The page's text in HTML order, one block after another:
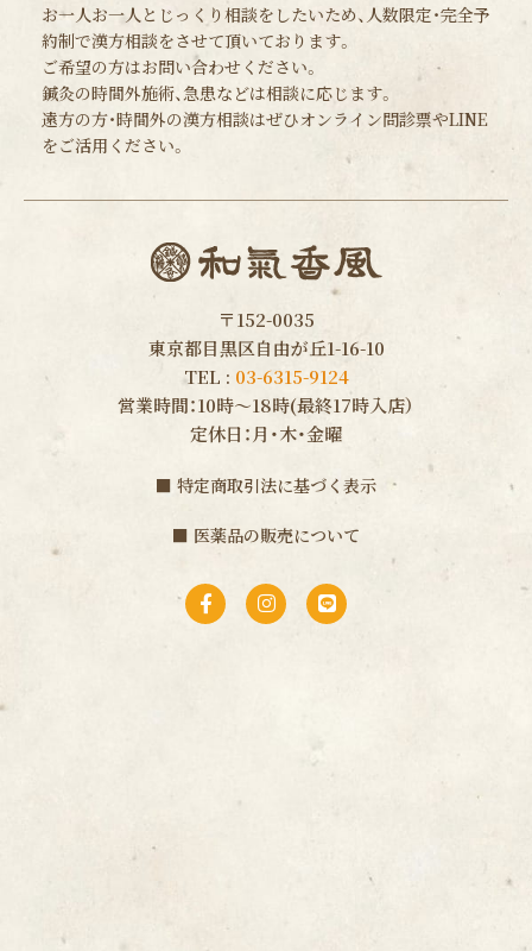
お一人お一人とじっくり相談をしたいため、人数限定・完全予
約制で漢方相談をさせて頂いております。
ご希望の方はお問い合わせください。
鍼灸の時間外施術、急患などは相談に応じます。
遠方の方・時間外の漢方相談はぜひオンライン問診票やLINE
をご活用ください。
〒152-0035
東京都目黒区自由が丘1-16-10
TEL : 03-6315-9124
営業時間：10時〜18時(最終17時入店）
定休日：月・木・金曜
■ 特定商取引法に基づく表示
■ 医薬品の販売について
F
a
c
I
n
s
L
i
n